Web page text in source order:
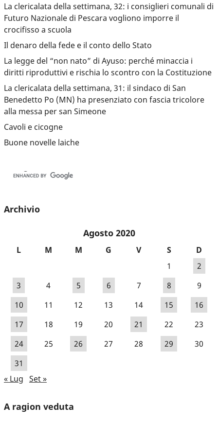
La clericalata della settimana, 32: i consiglieri comunali di
Futuro Nazionale di Pescara vogliono imporre il
crocifisso a scuola
Il denaro della fede e il conto dello Stato
La legge del “non nato” di Ayuso: perché minaccia i
diritti riproduttivi e rischia lo scontro con la Costituzione
La clericalata della settimana, 31: il sindaco di San
Benedetto Po (MN) ha presenziato con fascia tricolore
alla messa per san Simeone
Cavoli e cicogne
Buone novelle laiche
Archivio
Agosto 2020
L M M G V S
D
1
2
3
4 5 6 7 8
9
10
11 12 13 14 15
16
17
18 19 20 21 22
23
24
25 26 27 28 29
30
31
« Lug Set »
A ragion veduta